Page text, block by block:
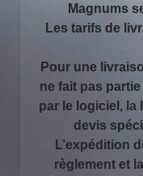
Magnums
Les tarifs de
Pour une
ne fait pas
par le logiciel, la
devis
L’expédition
règlement et